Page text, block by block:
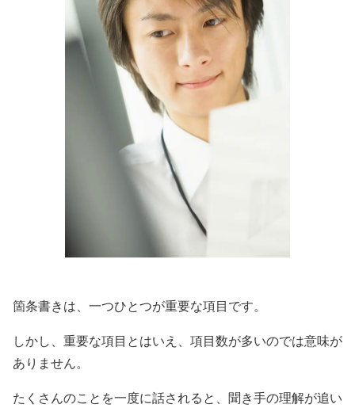
箇条書きは、一つひとつが重要な項目です。
しかし、重要な項目とはいえ、項目数が多いのでは意味が
ありません。
たくさんのことを一度に話されると、聞き手の理解が追い